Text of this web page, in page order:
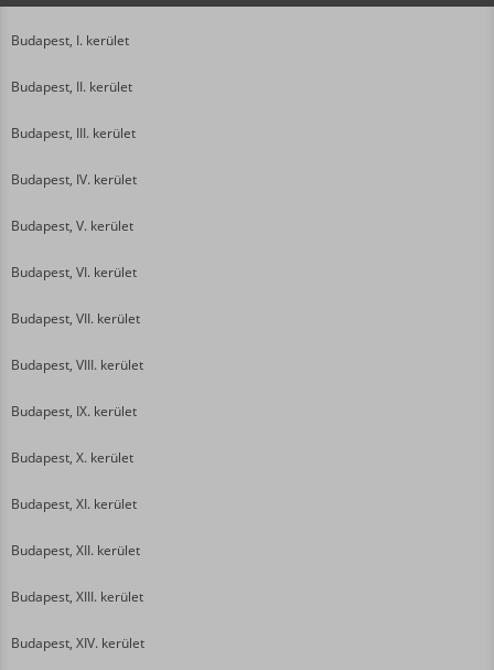
Budapest, I. kerület
Budapest, II. kerület
Budapest, III. kerület
Budapest, IV. kerület
Budapest, V. kerület
Budapest, VI. kerület
Budapest, VII. kerület
Budapest, VIII. kerület
Budapest, IX. kerület
Budapest, X. kerület
Budapest, XI. kerület
Budapest, XII. kerület
Budapest, XIII. kerület
Budapest, XIV. kerület